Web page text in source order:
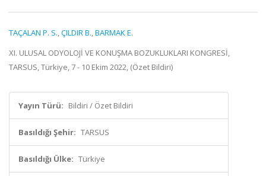
TAÇALAN P. S.,ÇILDIR B.,BARMAK E.
XI. ULUSAL ODYOLOJİ VE KONUŞMA BOZUKLUKLARI KONGRESİ,
TARSUS, Türkiye, 7 - 10 Ekim 2022, (Özet Bildiri)
Yayın Türü: Bildiri / Özet Bildiri
Basıldığı Şehir: TARSUS
Basıldığı Ülke: Türkiye